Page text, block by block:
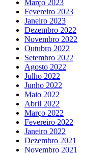
Março 2023
Fevereiro 2023
Janeiro 2023
Dezembro 2022
Novembro 2022
Outubro 2022
Setembro 2022
Agosto 2022
Julho 2022
Junho 2022
Maio 2022
Abril 2022
Março 2022
Fevereiro 2022
Janeiro 2022
Dezembro 2021
Novembro 2021